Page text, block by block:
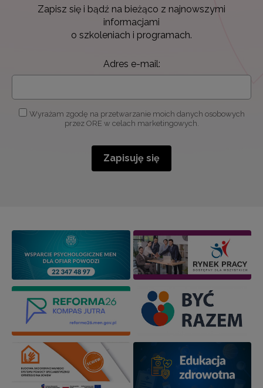
Zapisz się i bądź na bieżąco z najnowszymi
informacjami
o szkoleniach i programach.
Adres e-mail:
Wyrażam zgodę na przetwarzanie moich danych osobowych
przez ORE w celach marketingowych.
Zapisuję się